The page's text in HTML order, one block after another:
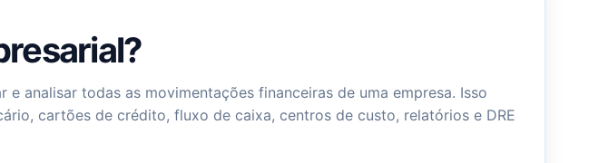
analisar todas as movimentações financeiras de uma empresa. Isso
cartões de crédito, fluxo de caixa, centros de custo, relatórios e DRE